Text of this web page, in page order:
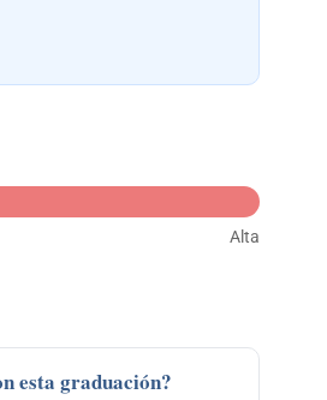
Alta
esta graduación?